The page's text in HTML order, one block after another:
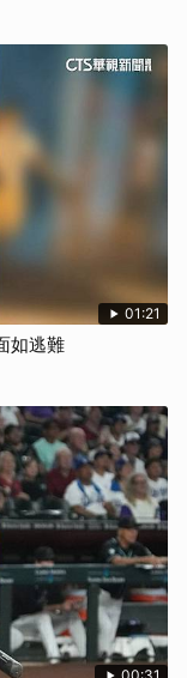
01:21
如逃難